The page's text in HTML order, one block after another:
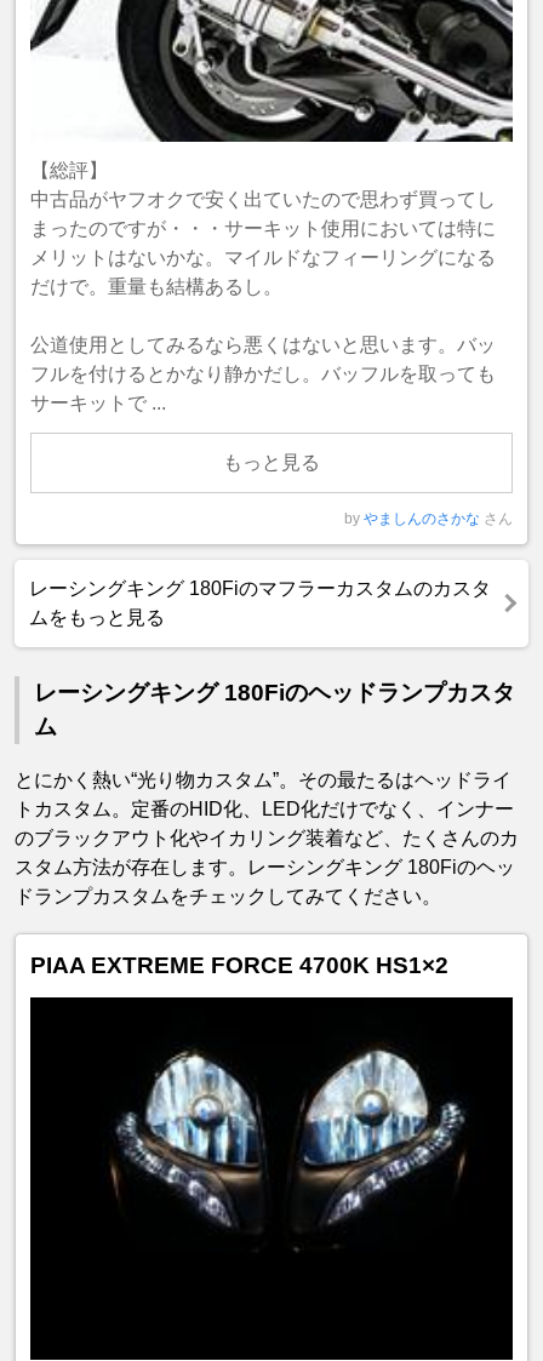
【総評】
中古品がヤフオクで安く出ていたので思わず買ってし
まったのですが・・・サーキット使用においては特に
メリットはないかな。マイルドなフィーリングになる
だけで。重量も結構あるし。
公道使用としてみるなら悪くはないと思います。バッ
フルを付けるとかなり静かだし。バッフルを取っても
サーキットで ...
もっと見る
by やましんのさかな さん
レーシングキング 180Fiのマフラーカスタムのカスタ
ムをもっと見る
レーシングキング 180Fiのヘッドランプカスタ
ム
とにかく熱い“光り物カスタム”。その最たるはヘッドライ
トカスタム。定番のHID化、LED化だけでなく、インナー
のブラックアウト化やイカリング装着など、たくさんのカ
スタム方法が存在します。レーシングキング 180Fiのヘッ
ドランプカスタムをチェックしてみてください。
PIAA EXTREME FORCE 4700K HS1×2